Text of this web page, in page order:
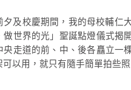
夕及校慶期間，我的母校輔仁
做世界的光」聖誕點燈儀式
央走道的前、中、後各矗立一
可以用，就只有隨手簡單拍些